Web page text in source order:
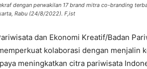
dengan perwakilan 17 brand mitra co-branding
Rabu (24/8/2022). F,ist
dan Ekonomi Kreatif/Badan
kolaborasi dengan menjalin
meningkatkan citra pariwisata